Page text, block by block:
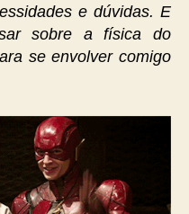
e dúvidas. E
sobre a física do
se envolver comigo